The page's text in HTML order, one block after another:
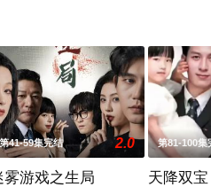
第41-59集完结 2.0
雾游戏之生局
第81-100集
天降双